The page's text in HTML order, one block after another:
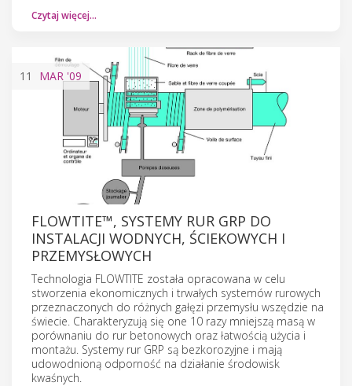
Czytaj więcej…
11 MAR '09
FLOWTITE™, SYSTEMY RUR GRP DO
INSTALACJI WODNYCH, ŚCIEKOWYCH I
PRZEMYSŁOWYCH
Technologia FLOWTITE została opracowana w celu
stworzenia ekonomicznych i trwałych systemów rurowych
przeznaczonych do różnych gałęzi przemysłu wszędzie na
świecie. Charakteryzują się one 10 razy mniejszą masą w
porównaniu do rur betonowych oraz łatwością użycia i
montażu. Systemy rur GRP są bezkorozyjne i mają
udowodnioną odporność na działanie środowisk
kwaśnych.